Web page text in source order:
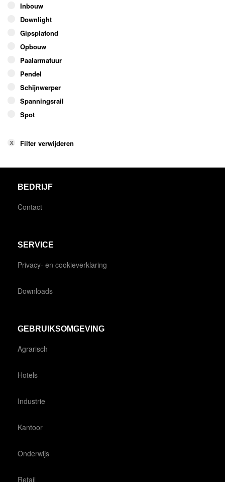
Inbouw
Downlight
Gipsplafond
Opbouw
Paalarmatuur
Pendel
Schijnwerper
Spanningsrail
Spot
Filter verwijderen
BEDRIJF
Contact
SERVICE
Privacy- en cookieverklaring
Downloads
GEBRUIKSOMGEVING
Agrarisch
Hotels
Industrie
Kantoor
Onderwijs
Retail